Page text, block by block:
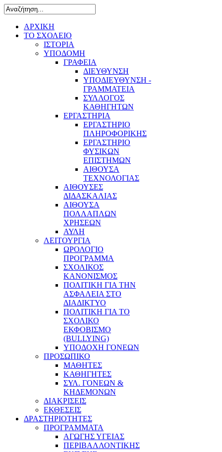
ΑΡΧΙΚΗ
ΤΟ ΣΧΟΛΕΙΟ
ΙΣΤΟΡΙΑ
ΥΠΟΔΟΜΗ
ΓΡΑΦΕΙΑ
ΔΙΕΥΘΥΝΣΗ
ΥΠΟΔΙΕΥΘΥΝΣΗ -
ΓΡΑΜΜΑΤΕΙΑ
ΣΥΛΛΟΓΟΣ
ΚΑΘΗΓΗΤΩΝ
ΕΡΓΑΣΤΗΡΙΑ
ΕΡΓΑΣΤΗΡΙΟ
ΠΛΗΡΟΦΟΡΙΚΗΣ
ΕΡΓΑΣΤΗΡΙΟ
ΦΥΣΙΚΩΝ
ΕΠΙΣΤΗΜΩΝ
ΑΙΘΟΥΣΑ
ΤΕΧΝΟΛΟΓΙΑΣ
ΑΙΘΟΥΣΕΣ
ΔΙΔΑΣΚΑΛΙΑΣ
ΑΙΘΟΥΣΑ
ΠΟΛΛΑΠΛΩΝ
ΧΡΗΣΕΩΝ
ΑΥΛΗ
ΛΕΙΤΟΥΡΓΙΑ
ΩΡΟΛΟΓΙΟ
ΠΡΟΓΡΑΜΜΑ
ΣΧΟΛΙΚΟΣ
ΚΑΝΟΝΙΣΜΟΣ
ΠΟΛΙΤΙΚΗ ΓΙΑ ΤΗΝ
ΑΣΦΑΛΕΙΑ ΣΤΟ
ΔΙΑΔΙΚΤΥΟ
ΠΟΛΙΤΙΚΗ ΓΙΑ ΤΟ
ΣΧΟΛΙΚΟ
ΕΚΦΟΒΙΣΜΟ
(BULLYING)
ΥΠΟΔΟΧΗ ΓΟΝΕΩΝ
ΠΡΟΣΩΠΙΚΟ
ΜΑΘΗΤΕΣ
ΚΑΘΗΓΗΤΕΣ
ΣΥΛ. ΓΟΝΕΩΝ &
ΚΗΔΕΜΟΝΩΝ
ΔΙΑΚΡΙΣΕΙΣ
ΕΚΘΕΣΕΙΣ
ΔΡΑΣΤΗΡΙΟΤΗΤΕΣ
ΠΡΟΓΡΑΜΜΑΤΑ
ΑΓΩΓΗΣ ΥΓΕΙΑΣ
ΠΕΡΙΒΑΛΛΟΝΤΙΚΗΣ